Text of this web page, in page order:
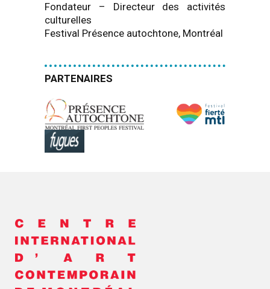
Fondateur – Directeur des activités
culturelles
Festival Présence autochtone, Montréal
PARTENAIRES